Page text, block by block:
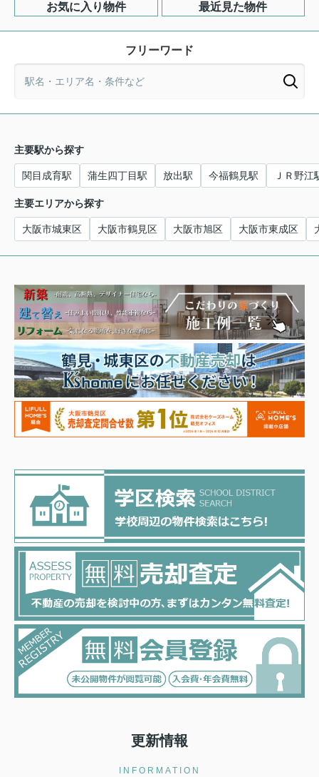
お気に入り物件 最近見た物件
フリーワード
主要駅から探す
関目成育駅 蒲生四丁目駅 放出駅 今福鶴見駅 ＪＲ野江
主要エリアから探す
大阪市城東区 大阪市鶴見区 大阪市旭区 大阪市東成区
更新情報
INFORMATION